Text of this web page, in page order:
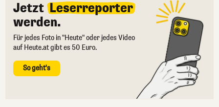
Jetzt Leserreporter
werden.
Für jedes Foto in "Heute" oder jedes Video
auf Heute.at gibt es 50 Euro.
So geht's